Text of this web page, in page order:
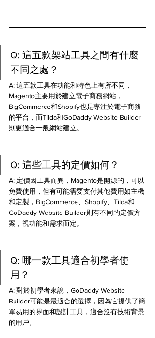
Q: 這五款架站工具之間有什麼
不同之處？
A: 這五款工具在功能和特色上有所不同，
Magento主要用於建立電子商務網站，
BigCommerce和Shopify也是專注於電子商務
的平台，而Tilda和GoDaddy Website Builder
則更適合一般網站建立。
Q: 這些工具的定價如何？
A: 定價因工具而異，Magento是開源的，可以
免費使用，但有可能需要支付其他費用如主機
和定製，BigCommerce、Shopify、Tilda和
GoDaddy Website Builder則有不同的定價方
案，視功能和需求而定。
Q: 哪一款工具適合初學者使
用？
A: 對於初學者來說，GoDaddy Website
Builder可能是最適合的選擇，因為它提供了簡
單易用的界面和設計工具，適合沒有技術背景
的用戶。